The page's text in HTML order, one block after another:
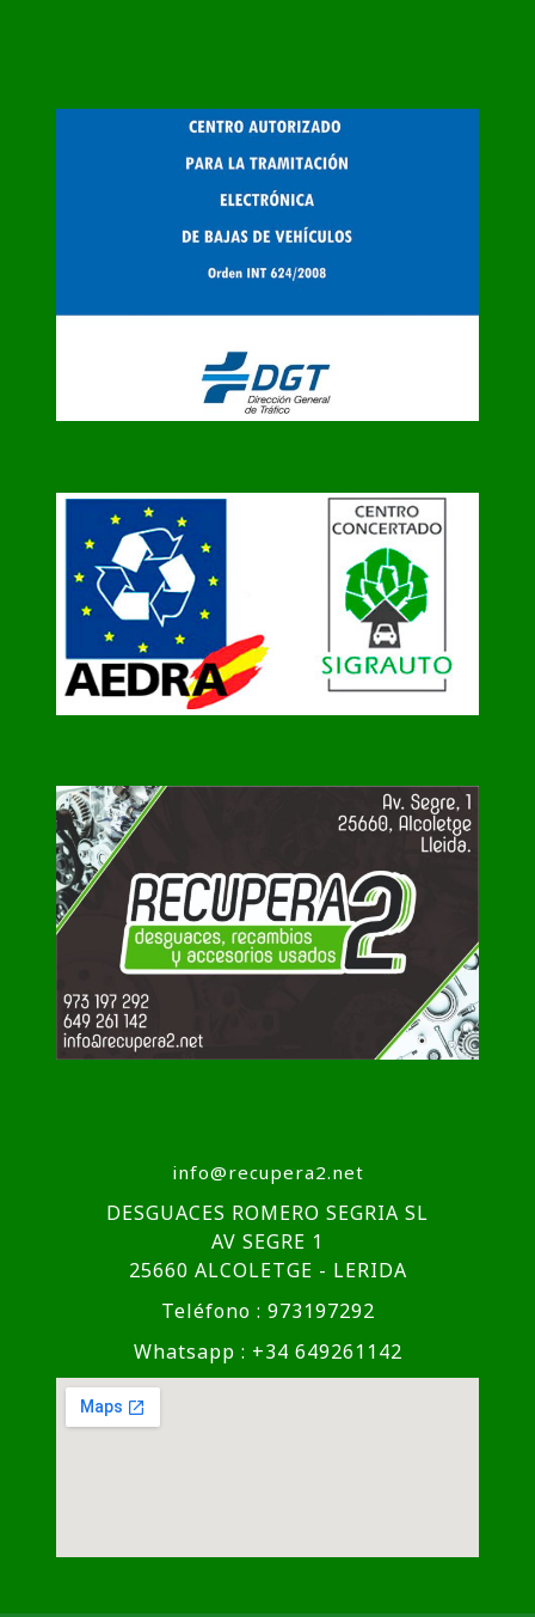
info@recupera2.net
DESGUACES ROMERO SEGRIA SL
AV SEGRE 1
25660 ALCOLETGE - LERIDA
Teléfono : 973197292
Whatsapp : +34 649261142